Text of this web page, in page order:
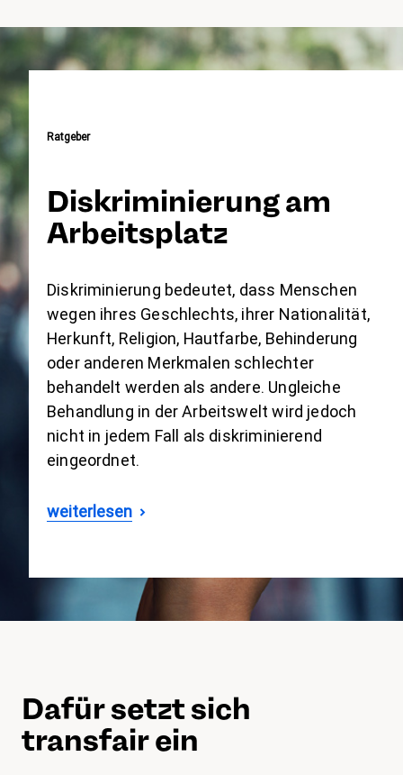
Ratgeber
Diskriminierung am
Arbeitsplatz
Diskriminierung bedeutet, dass Menschen
wegen ihres Geschlechts, ihrer Nationalität,
Herkunft, Religion, Hautfarbe, Behinderung
oder anderen Merkmalen schlechter
behandelt werden als andere. Ungleiche
Behandlung in der Arbeitswelt wird jedoch
nicht in jedem Fall als diskriminierend
eingeordnet.
weiterlesen
Dafür setzt sich
transfair ein